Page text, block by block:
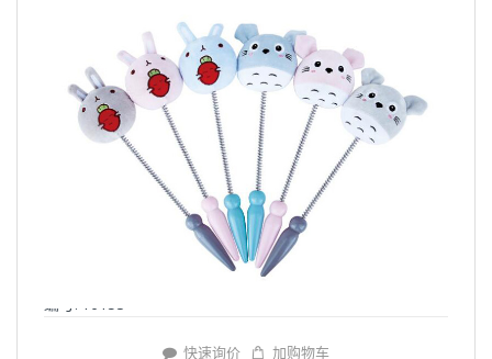
编号: Y6153
快速询价 加购物车